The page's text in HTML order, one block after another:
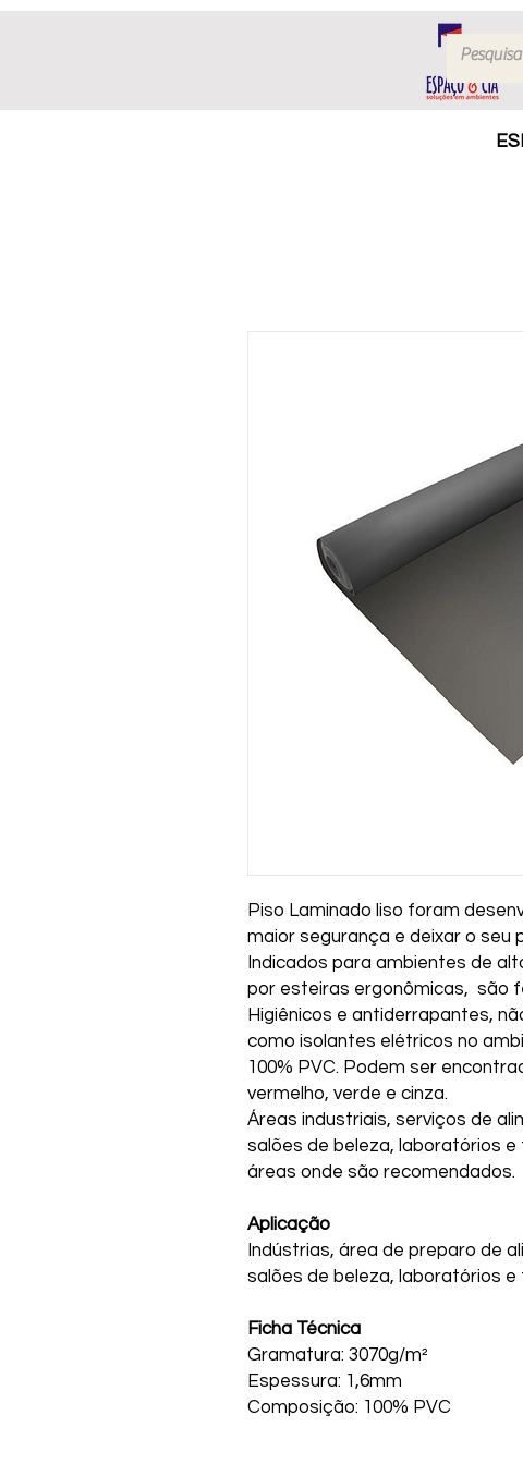
Piso Laminado liso foram
maior segurança e deixar o seu
Indicados para ambientes de
por esteiras ergonômicas, são
Higiênicos e antiderrapantes,
como isolantes elétricos no
100% PVC. Podem ser
vermelho, verde e cinza.
Áreas industriais, serviços de
salões de beleza, laboratórios
áreas onde são recomendados.
Aplicação
Indústrias, área de preparo de
salões de beleza, laboratórios e
Ficha Técnica
Gramatura: 3070g/m²
Espessura: 1,6mm
Composição: 100% PVC